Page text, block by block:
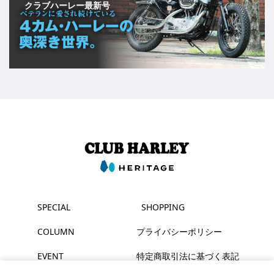
クラブハーレー最新号
SPECIAL
COLUMN
EVENT
SHOPPING
プライバシーポリシー
特定商取引法に基づく表記